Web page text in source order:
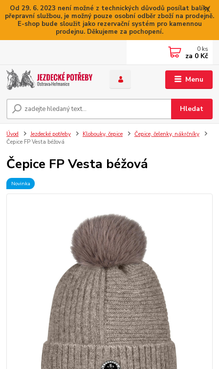
Od 29. 6. 2023 není možné z technických důvodů posílat balíky
přepravní službou, je možný pouze osobní odběr zboží na prodejně.
E-shop bude sloužit jako rezervační systém pro kamennou
prodejnu. Děkujeme za pochopení.
Menu
Hledat
0 ks
za 0 Kč
Úvod Jezdecké potřeby Klobouky, čepice
Čepice, čelenky, nákrčníky
Čepice FP Vesta béžová
Čepice FP Vesta béžová
Novinka